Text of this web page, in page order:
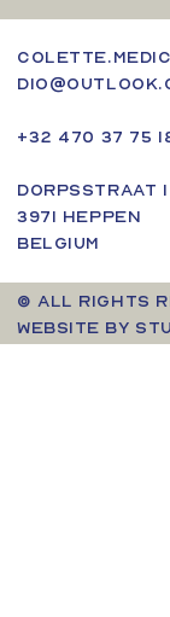
+32 470 37 75
Dorpsstraat 1
3971 Heppen
Belgium
© ALL RIGHTS
WEBSITE BY